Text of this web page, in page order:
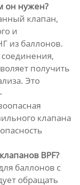
он нужен?
клапан,
и
из баллонов.
получить
Это
клапана
BPF?
баллонов с
обращать